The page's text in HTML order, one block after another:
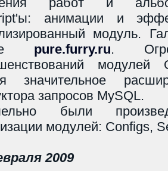
анимации и
модуль.
pure.furry.ru.
значительное
запросов MySQL.
были
модулей: Configs,
2009